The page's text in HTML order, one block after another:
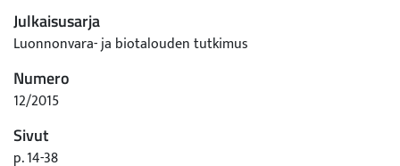
Julkaisusarja
Luonnonvara- ja biotalouden tutkimus
Numero
12/2015
Sivut
p. 14-38